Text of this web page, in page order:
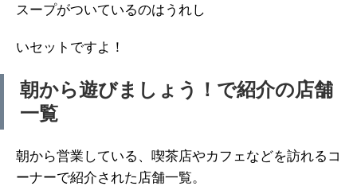
スープがついているのはうれし
いセットですよ！
朝から遊びましょう！で紹介の店舗
一覧
朝から営業している、喫茶店やカフェなどを訪れるコ
ーナーで紹介された店舗一覧。